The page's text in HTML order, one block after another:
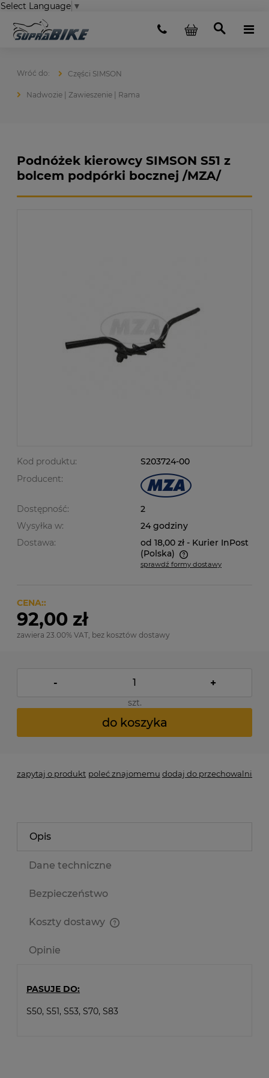
Select Language ▼
Części SIMSON
Nadwozie | Zawieszenie | Rama
Podnóżek kierowcy SIMSON S51 z
bolcem podpórki bocznej /MZA/
Kod produktu:
S203724-00
Producent:
Dostępność:
2
Wysyłka w:
24 godziny
Dostawa:
od 18,00 zł - Kurier InPost
(Polska)
Cena nie zawiera ewentualnych kosztów płatności
sprawdź formy dostawy
CENA::
92,00 zł
zawiera 23.00% VAT, bez kosztów dostawy
- +
szt.
do koszyka
zapytaj o produkt poleć znajomemu dodaj do przechowalni
Opis
Dane techniczne
Bezpieczeństwo
Koszty dostawy
Opinie
PASUJE DO:
S50, S51, S53, S70, S83